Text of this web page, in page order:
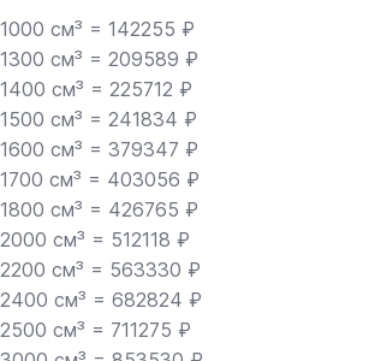
1000 см³ = 142255 ₽
1300 см³ = 209589 ₽
1400 см³ = 225712 ₽
1500 см³ = 241834 ₽
1600 см³ = 379347 ₽
1700 см³ = 403056 ₽
1800 см³ = 426765 ₽
2000 см³ = 512118 ₽
2200 см³ = 563330 ₽
2400 см³ = 682824 ₽
2500 см³ = 711275 ₽